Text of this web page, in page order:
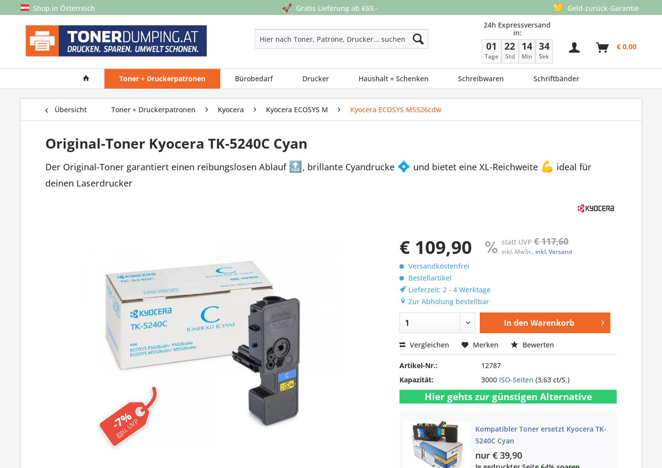
Shop in Österreich 🚀 Gratis Lieferung ab €69,- 💛 Geld-zurück-Garantie
24h Expressversand
in:
01
Tage
22
Std
14
Min
33
Sek
€ 0,00
Toner + Druckerpatronen Bürobedarf Drucker Haushalt + Schenken Schreibwaren Schriftbänder
Übersicht Toner + Druckerpatronen Kyocera Kyocera ECOSYS M Kyocera ECOSYS M5526cdw
Original-Toner Kyocera TK-5240C Cyan
Der Original-Toner garantiert einen reibungslosen Ablauf 🔝 , brillante Cyandrucke 💠 und bietet eine XL-Reichweite 💪 ideal für
deinen Laserdrucker
-7%
ggü. UVP
€ 109,90 statt UVP€ 117,60
inkl. MwSt., inkl. Versand
Versandkostenfrei
Bestellartikel
Lieferzeit: 2 - 4 Werktage
Zur Abholung bestellbar
In den Warenkorb
Vergleichen Merken Bewerten
Artikel-Nr.:
12787
Kapazität:
3000 ISO-Seiten (3,63 ct/S.)
Hier gehts zur günstigen Alternative
Kompatibler Toner ersetzt Kyocera TK-
5240C Cyan
nur € 39,90